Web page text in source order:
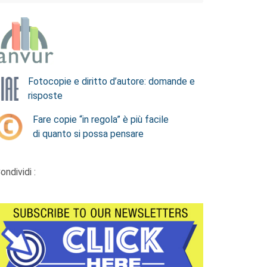
Fotocopie e diritto d’autore: domande e
risposte
Fare copie “in regola” è più facile
di quanto si possa pensare
: